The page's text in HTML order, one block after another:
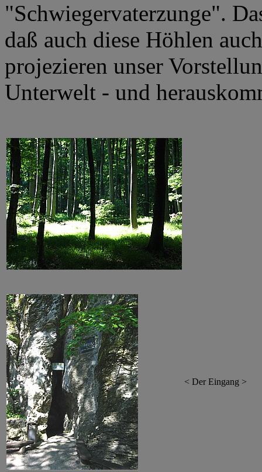
"Schwiegervaterzunge".
daß auch diese Höhlen
projezieren unser
Unterwelt - und
< Der Eingang >